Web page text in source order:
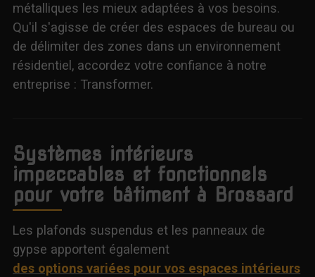
métalliques les mieux adaptées à vos besoins.
Qu'il s'agisse de créer des espaces de bureau ou
de délimiter des zones dans un environnement
résidentiel, accordez votre confiance à notre
entreprise : Transformer.
Systèmes intérieurs
impeccables et fonctionnels
pour votre bâtiment à Brossard
Les plafonds suspendus et les panneaux de
gypse apportent également
des options variées pour vos espaces intérieurs